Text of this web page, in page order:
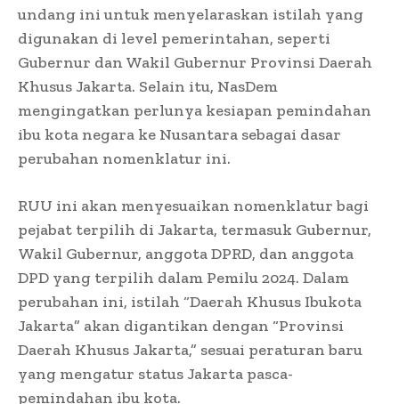
undang ini untuk menyelaraskan istilah yang
digunakan di level pemerintahan, seperti
Gubernur dan Wakil Gubernur Provinsi Daerah
Khusus Jakarta. Selain itu, NasDem
mengingatkan perlunya kesiapan pemindahan
ibu kota negara ke Nusantara sebagai dasar
perubahan nomenklatur ini.
RUU ini akan menyesuaikan nomenklatur bagi
pejabat terpilih di Jakarta, termasuk Gubernur,
Wakil Gubernur, anggota DPRD, dan anggota
DPD yang terpilih dalam Pemilu 2024. Dalam
perubahan ini, istilah “Daerah Khusus Ibukota
Jakarta” akan digantikan dengan “Provinsi
Daerah Khusus Jakarta,” sesuai peraturan baru
yang mengatur status Jakarta pasca-
pemindahan ibu kota.